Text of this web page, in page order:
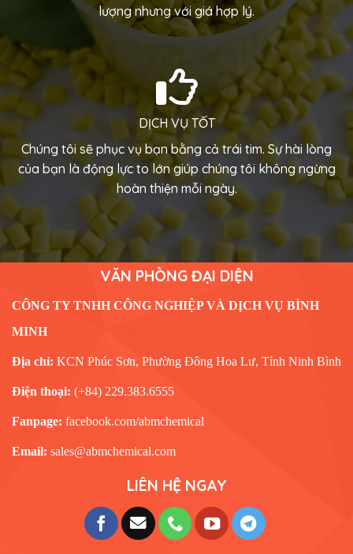
lượng nhưng với giá hợp lý.
DỊCH VỤ TỐT
Chúng tôi sẽ phục vụ bạn bằng cả trái tim. Sự hài lòng
của bạn là động lực to lớn giúp chúng tôi không ngừng
hoàn thiện mỗi ngày.
VĂN PHÒNG ĐẠI DIỆN
CÔNG TY TNHH CÔNG NGHIỆP VÀ DỊCH VỤ BÌNH
MINH
Địa chỉ: KCN Phúc Sơn, Phường Đông Hoa Lư, Tỉnh Ninh Bình
Điện thoại: (+84) 229.383.6555
Fanpage: facebook.com/abmchemical
Email: sales@abmchemical.com
LIÊN HỆ NGAY